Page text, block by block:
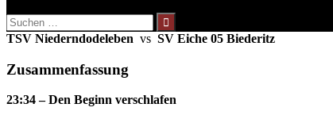
Suchen
nach:
TSV Niederndodeleben vs SV Eiche 05 Biederitz
Zusammenfassung
23:34 – Den Beginn verschlafen